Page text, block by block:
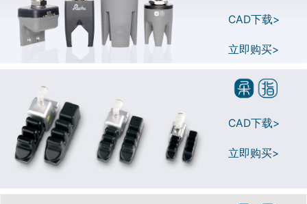
CAD下载>
立即购买>
CAD下载>
立即购买>